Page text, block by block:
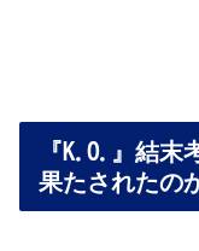
『K.O.』結末
果たされたの